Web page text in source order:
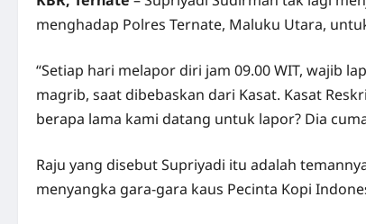
menghadap Polres Ternate, Maluku Utara,
“Setiap hari melapor diri jam 09.00 WIT, wajib
magrib, saat dibebaskan dari Kasat. Kasat
berapa lama kami datang untuk lapor? Dia
Raju yang disebut Supriyadi itu adalah
menyangka gara-gara kaus Pecinta Kopi